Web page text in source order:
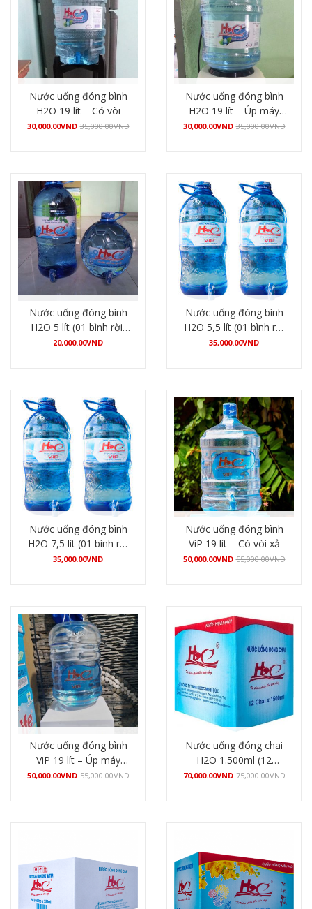
Nước uống đóng bình
H2O 19 lít – Có vòi
30,000.00VND 35,000.00VND
Nước uống đóng bình
H2O 19 lít – Úp máy
nóng lạnh
30,000.00VND 35,000.00VND
Nước uống đóng bình
H2O 5 lít (01 bình rời,
không có vòi)
20,000.00VND
Nước uống đóng bình
H2O 5,5 lít (01 bình rời
– có vòi xả)
35,000.00VND
Nước uống đóng bình
H2O 7,5 lít (01 bình rời
– có vòi xả)
35,000.00VND
Nước uống đóng bình
ViP 19 lít – Có vòi xả
50,000.00VND 55,000.00VND
Nước uống đóng bình
ViP 19 lít – Úp máy
nóng lạnh
50,000.00VND 55,000.00VND
Nước uống đóng chai
H2O 1.500ml (12
chai/thùng)
70,000.00VND 75,000.00VND